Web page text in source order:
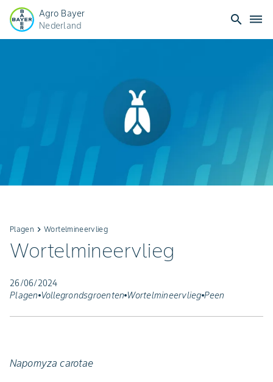
Agro Bayer
Nederland
search dehaze
Plagen keyboard_arrow_rightWortelmineervlieg
Wortelmineervlieg
26/06/2024
Plagen Vollegrondsgroenten Wortelmineervlieg Peen
Napomyza carotae